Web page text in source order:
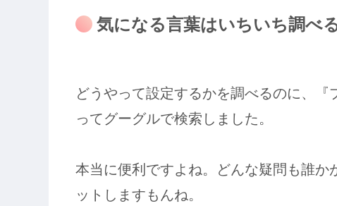
気になる言葉はいちいち調べ
どうやって設定するかを調べるのに、
ってグーグルで検索しました。
本当に便利ですよね。どんな疑問も誰か
ットしますもんね。